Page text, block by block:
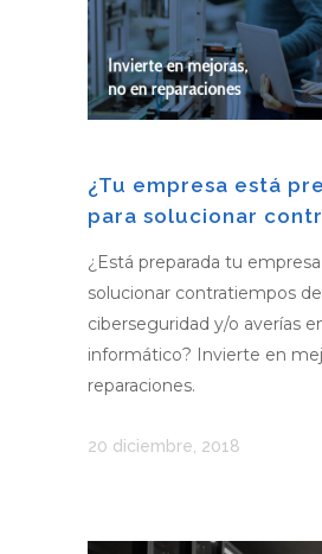
¿Tu empresa está
para solucionar
¿Está preparada tu empresa
solucionar contratiempos de
ciberseguridad y/o averías
informático? Invierte en
reparaciones.
20 diciembre, 2018